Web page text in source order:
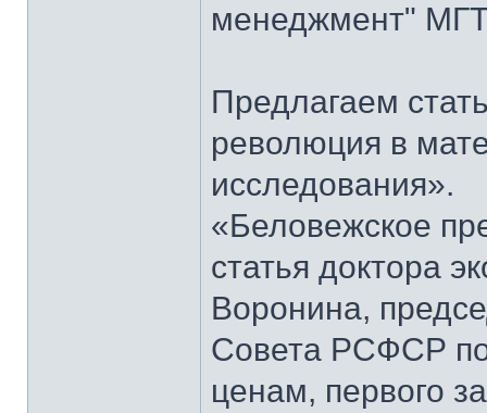
менеджмент"
Предлагаем
революция в
исследования».
«Беловежское
статья доктора
Воронина,
Совета РСФСР
ценам, первого